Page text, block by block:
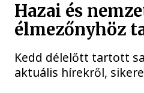
Hazai és
élmezőnyhöz
Kedd délelőtt tartott
aktuális hírekről,